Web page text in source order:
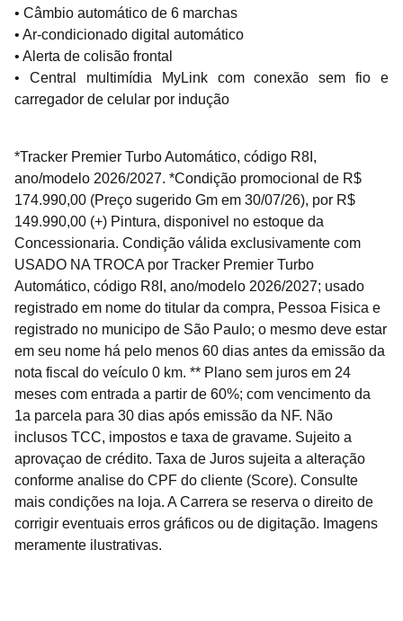
• Câmbio automático de 6 marchas
• Ar-condicionado digital automático
• Alerta de colisão frontal
• Central multimídia MyLink com conexão sem fio e
carregador de celular por indução
*Tracker Premier Turbo Automático, código R8I,
ano/modelo 2026/2027. *Condição promocional de R$
174.990,00 (Preço sugerido Gm em 30/07/26), por R$
149.990,00 (+) Pintura, disponivel no estoque da
Concessionaria. Condição válida exclusivamente com
USADO NA TROCA por Tracker Premier Turbo
Automático, código R8I, ano/modelo 2026/2027; usado
registrado em nome do titular da compra, Pessoa Fisica e
registrado no municipo de São Paulo; o mesmo deve estar
em seu nome há pelo menos 60 dias antes da emissão da
nota fiscal do veículo 0 km. ** Plano sem juros em 24
meses com entrada a partir de 60%; com vencimento da
1a parcela para 30 dias após emissão da NF. Não
inclusos TCC, impostos e taxa de gravame. Sujeito a
aprovaçao de crédito. Taxa de Juros sujeita a alteração
conforme analise do CPF do cliente (Score). Consulte
mais condições na loja. A Carrera se reserva o direito de
corrigir eventuais erros gráficos ou de digitação. Imagens
meramente ilustrativas.